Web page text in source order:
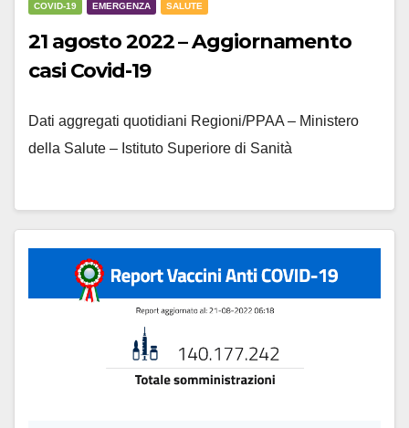
COVID-19 EMERGENZA SALUTE
21 agosto 2022 – Aggiornamento
casi Covid-19
Dati aggregati quotidiani Regioni/PPAA – Ministero
della Salute – Istituto Superiore di Sanità